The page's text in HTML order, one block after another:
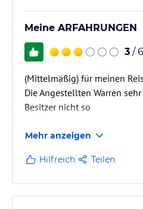
Meine ARFAHRUNGEN
3 / 6
(Mittelmäßig) für meinen
Die Angestellten Warren
Besitzer nicht so
Mehr anzeigen
Hilfreich Teilen